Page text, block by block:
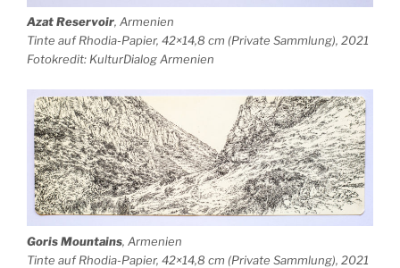
Azat Reservoir, Armenien
Tinte auf Rhodia-Papier, 42×14,8 cm (Private Sammlung), 2021
Fotokredit: KulturDialog Armenien
Goris Mountains, Armenien
Tinte auf Rhodia-Papier, 42×14,8 cm (Private Sammlung), 2021